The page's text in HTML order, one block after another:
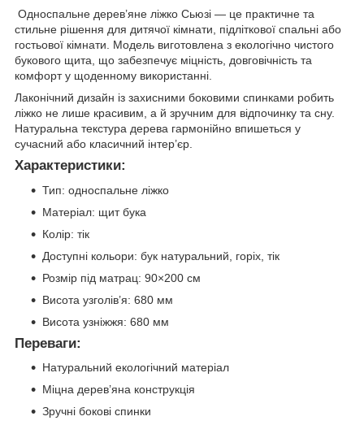
Односпальне дерев’яне ліжко Сьюзі — це практичне та
стильне рішення для дитячої кімнати, підліткової спальні або
гостьової кімнати. Модель виготовлена з екологічно чистого
букового щита, що забезпечує міцність, довговічність та
комфорт у щоденному використанні.
Лаконічний дизайн із захисними боковими спинками робить
ліжко не лише красивим, а й зручним для відпочинку та сну.
Натуральна текстура дерева гармонійно впишеться у
сучасний або класичний інтер’єр.
Характеристики:
Тип: односпальне ліжко
Матеріал: щит бука
Колір: тік
Доступні кольори: бук натуральний, горіх, тік
Розмір під матрац: 90×200 см
Висота узголів’я: 680 мм
Висота узніжжя: 680 мм
Переваги:
Натуральний екологічний матеріал
Міцна дерев’яна конструкція
Зручні бокові спинки